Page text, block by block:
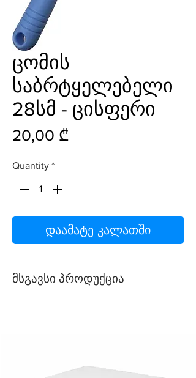
ცომის
საბრტყელებელი
28სმ - ცისფერი
20,00 ₾
Quantity *
დაამატე კალათში
მსგავსი პროდუქცია